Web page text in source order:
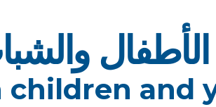
الأطفال
and